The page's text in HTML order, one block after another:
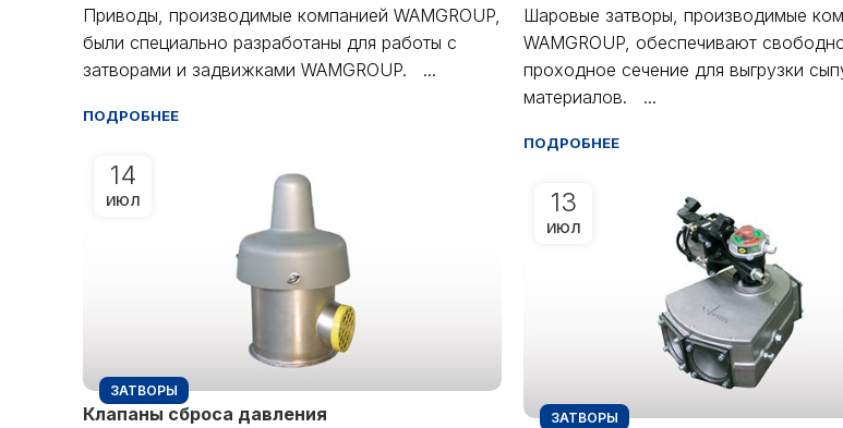
Приводы, производимые компанией WAMGROUP,
были специально разработаны для работы с
затворами и задвижками WAMGROUP. ...
ПОДРОБНЕЕ
Шаровые затворы, производимые
WAMGROUP, обеспечивают
проходное сечение для выгрузки
материалов. ...
ПОДРОБНЕЕ
14
ИЮЛ
ЗАТВОРЫ
Клапаны сброса давления
13
ИЮЛ
ЗАТВОРЫ